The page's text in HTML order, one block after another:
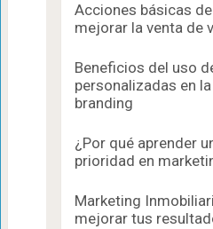
Acciones básicas
mejorar la venta de
Beneficios del uso
personalizadas en
branding
¿Por qué aprender
prioridad en
Marketing
mejorar tus